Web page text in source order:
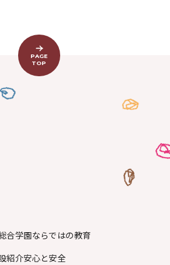
PAGE
TOP
合学園ならではの教育
紹介安心と安全